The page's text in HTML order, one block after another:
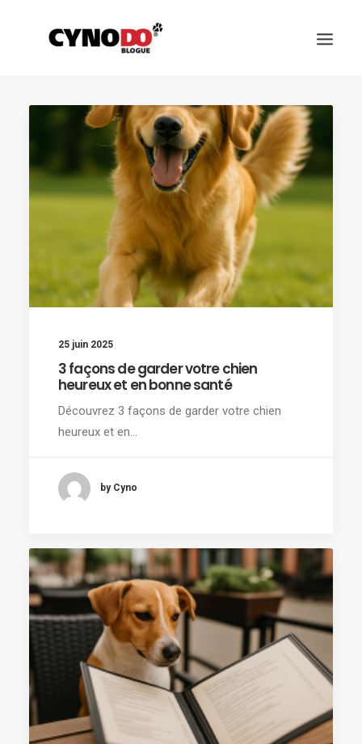
SCIENCE
ALIMENTATION ET SANTÉ
CHOISIR SON CHIEN
ÉDUCATION ET COMPORTEMENT
JEUX ET SPORTS CANIN
RACES DES CHIENS
25 juin 2025
3 façons de garder votre chien
heureux et en bonne santé
Découvrez 3 façons de garder votre chien
heureux et en…
by Cyno